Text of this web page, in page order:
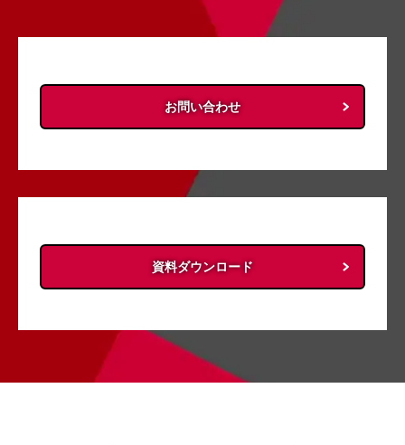
お問い合わせ
資料ダウンロード